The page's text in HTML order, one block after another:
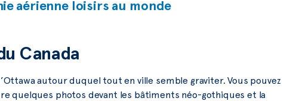
aérienne loisirs au monde
Canada
autour duquel tout en ville semble graviter. Vous pouvez
quelques photos devant les bâtiments néo-gothiques et la